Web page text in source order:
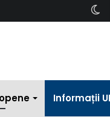
Informații